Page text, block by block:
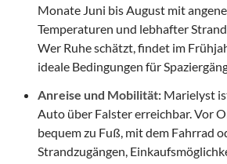
Monate Juni bis August mit
Temperaturen und lebhafter
Wer Ruhe schätzt, findet im
ideale Bedingungen für
Anreise und Mobilität: Marielyst
Auto über Falster erreichbar. Vor
bequem zu Fuß, mit dem Fahrrad
Strandzugängen,